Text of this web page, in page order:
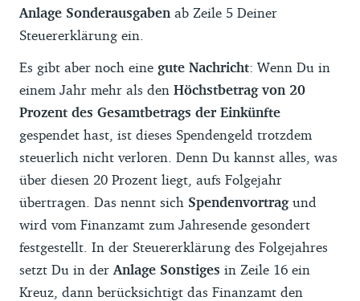
Anlage Sonderausgaben ab Zeile 5 Deiner
Steuererklärung ein.
Es gibt aber noch eine gute Nachricht: Wenn Du in
einem Jahr mehr als den Höchstbetrag von 20
Prozent des Gesamtbetrags der Einkünfte
gespendet hast, ist dieses Spendengeld trotzdem
steuerlich nicht verloren. Denn Du kannst alles, was
über diesen 20 Prozent liegt, aufs Folgejahr
übertragen. Das nennt sich Spendenvortragund
wird vom Finanzamt zum Jahresende gesondert
festgestellt. In der Steuererklärung des Folgejahres
setzt Du in der Anlage Sonstiges in Zeile 16 ein
Kreuz, dann berücksichtigt das Finanzamt den